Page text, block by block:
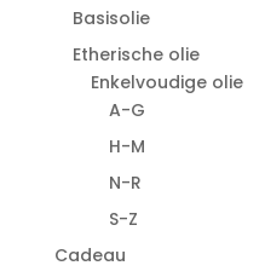
Basisolie
Etherische olie
Enkelvoudige olie
A-G
H-M
N-R
S-Z
Cadeau